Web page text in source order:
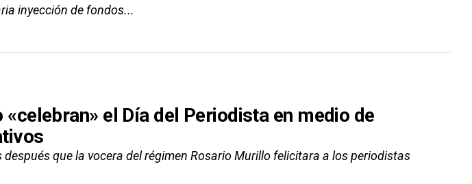
inyección de fondos...
el Día del Periodista en medio de
que la vocera del régimen Rosario Murillo felicitara a los periodistas